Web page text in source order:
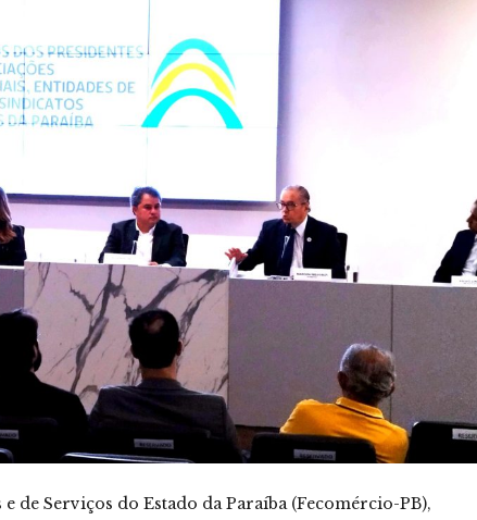
de Serviços do Estado da Paraíba (Fecomércio-PB),